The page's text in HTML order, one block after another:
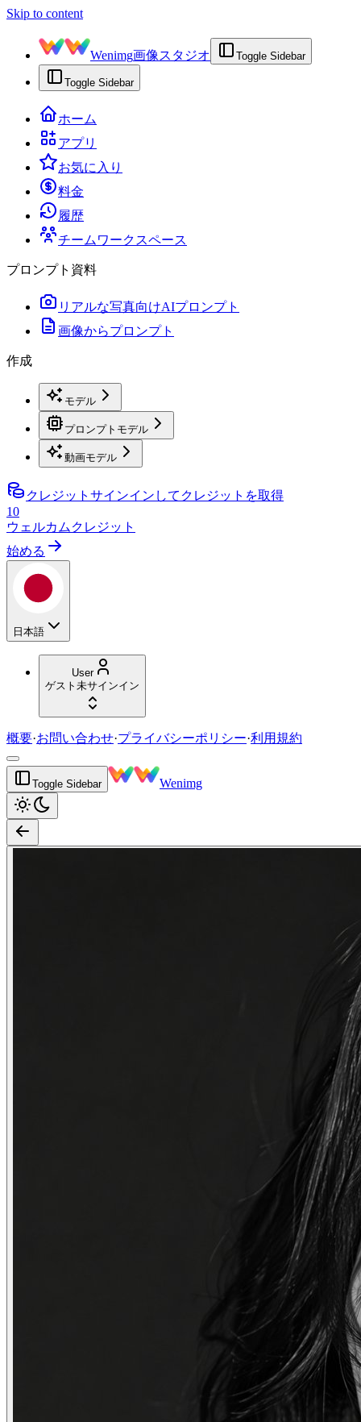
Skip to content
Wenimg画像スタジオ Toggle Sidebar
Toggle Sidebar
ホーム
アプリ
お気に入り
料金
履歴
チームワークスペース
プロンプト資料
リアルな写真向けAIプロンプト
画像からプロンプト
作成
モデル
プロンプトモデル
動画モデル
クレジット サインインしてクレジットを取得
10
ウェルカムクレジット
始める
日本語
User
ゲスト 未サインイン
概要·お問い合わせ·プライバシーポリシー·利用規約
Toggle Sidebar Wenimg